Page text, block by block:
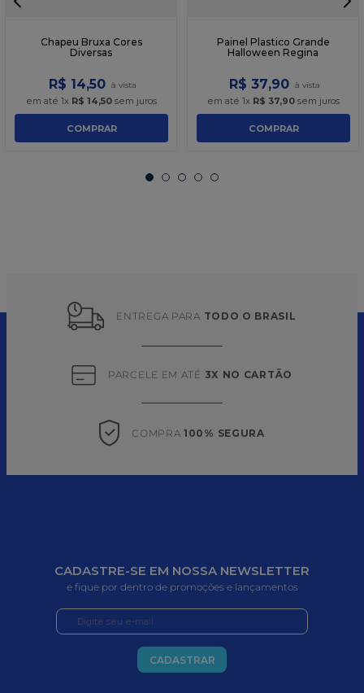
Chapeu Bruxa Cores
Diversas
R$ 14,50
em até 1x R$ 14,50sem juros
COMPRAR
Painel Plastico Grande
Halloween Regina
R$ 37,90
em até 1x R$ 37,90sem juros
COMPRAR
ENTREGA PARA TODO O BRASIL
PARCELE EM ATÉ 3X NO CARTÃO
COMPRA 100% SEGURA
CADASTRE-SE EM NOSSA NEWSLETTER
e fique por dentro de promoções e lançamentos
CADASTRAR